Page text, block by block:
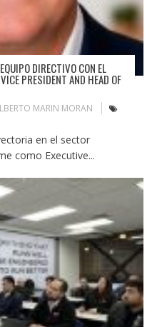
DIRECTIVO CON EL
PRESIDENT AND HEAD OF
MARIN MORAN
en el sector
como Executive...